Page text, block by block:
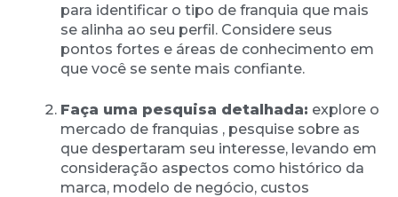
para identificar o tipo de franquia que mais
se alinha ao seu perfil. Considere seus
pontos fortes e áreas de conhecimento em
que você se sente mais confiante.
Faça uma pesquisa detalhada: explore o
mercado de franquias , pesquise sobre as
que despertaram seu interesse, levando em
consideração aspectos como histórico da
marca, modelo de negócio, custos